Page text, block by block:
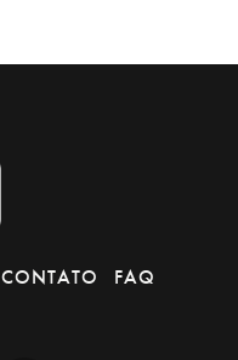
CONTATO
FAQ